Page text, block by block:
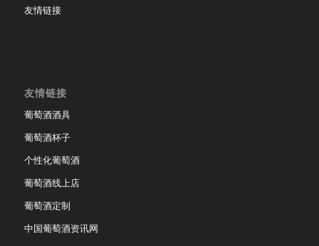
友情链接
友情链接
葡萄酒酒具
葡萄酒杯子
个性化葡萄酒
葡萄酒线上店
葡萄酒定制
中国葡萄酒资讯网